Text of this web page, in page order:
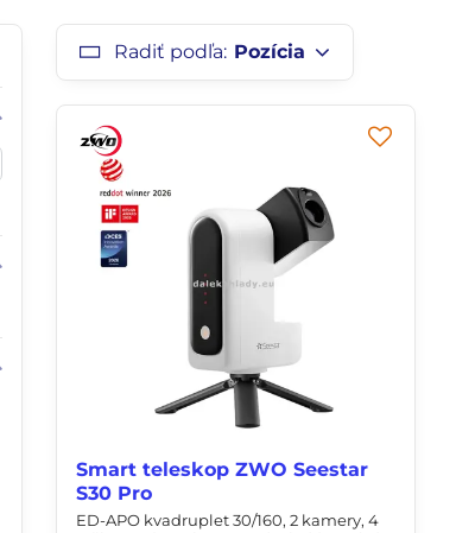
Radiť podľa: Pozícia
Smart teleskop ZWO Seestar
S30 Pro
ED-APO kvadruplet 30/160, 2 kamery, 4